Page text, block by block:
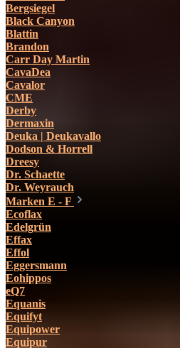
Bergsiegel
Black Canyon
Blattin
Brandon
Carr Day Martin
CavaDea
Cavalor
CME
Derby
Dermaxin
Deuka | Deukavallo
Dodson & Horrell
Dreesy
Dr. Schaette
Dr. Weyrauch
Marken E - F
Ecoflax
Edelgrün
Effax
Effol
Eggersmann
Eohippos
eQ7
Equanis
Equifyt
Equipower
Equipur